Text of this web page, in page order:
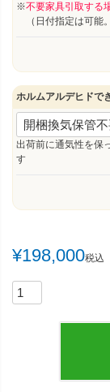
※不要家具引取する
（日付指定は可能
ホルムアルデヒドで
出荷前に通気性を保
す
¥198,000税込